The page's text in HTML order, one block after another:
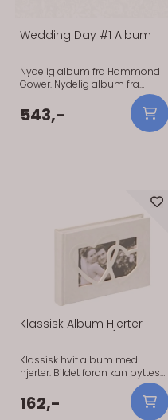
Wedding Day #1 Album
Nydelig album fra Hammond
Gower. Nydelig album fra
255X305mm, 40 sider og med
skilleark. OBS! Teksten er gjort
om til kun "Wedding Day" på
543,-
Klassisk Album Hjerter
Klassisk hvit album med
hjerter. Bildet foran kan byttes
ut til ditt eget. Size: 16x22 cm. 40
sider.Nydelig klassisk hvit
album med hjerter. Bildet foran
162,-